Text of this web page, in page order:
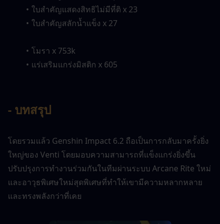
ใบสำคัญแสดงสิทธิไม่มีที่ติ x 23
ใบสำคัญสลักน้ำแข็ง x 27
โมรา x 753k
แร่เสริมแกร่งมิสติก x 605
- บทสรุป
โดยรวมแล้ว Genshin Impact 6.2 ถือเป็นการกลับมาครั้งยิ่ง
ใหญ่ของ Venti โดยมอบความสามารถที่แข็งแกร่งยิ่งขึ้น
ปรับปรุงการทำงานร่วมกันในทีมผ่านระบบ Arcane Rite ใหม่
และอาวุธพิเศษใหม่สุดพิเศษที่ทำให้เขามีความหลากหลาย
และทรงพลังกว่าที่เคย